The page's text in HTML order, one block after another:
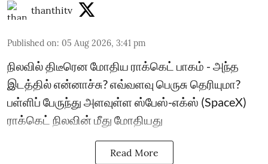
thanthitv
Published on: 05 Aug 2026, 3:41 pm
நிலவில் திடீரென மோதிய ராக்கெட் பாகம் - அந்த
இடத்தில் என்னாச்சு? எவ்வளவு பெருசு தெரியுமா?
பள்ளிப் பேருந்து அளவுள்ள ஸ்பேஸ்-எக்ஸ் (SpaceX)
ராக்கெட் நிலவின் மீது மோதியது
Read More